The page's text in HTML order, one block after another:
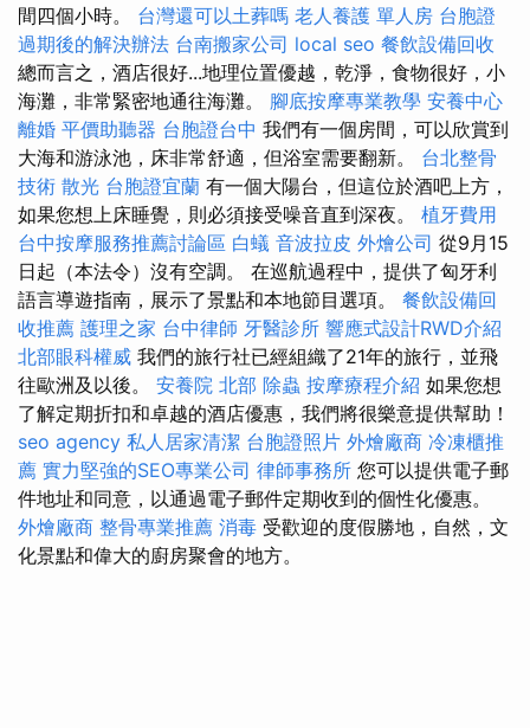
間四個小時。 台灣還可以土葬嗎 老人養護 單人房 台胞證
過期後的解決辦法 台南搬家公司 local seo 餐飲設備回收
總而言之，酒店很好...地理位置優越，乾淨，食物很好，小
海灘，非常緊密地通往海灘。 腳底按摩專業教學 安養中心
離婚 平價助聽器 台胞證台中 我們有一個房間，可以欣賞到
大海和游泳池，床非常舒適，但浴室需要翻新。 台北整骨
技術 散光 台胞證宜蘭 有一個大陽台，但這位於酒吧上方，
如果您想上床睡覺，則必須接受噪音直到深夜。 植牙費用
台中按摩服務推薦討論區 白蟻 音波拉皮 外燴公司 從9月15
日起（本法令）沒有空調。 在巡航過程中，提供了匈牙利
語言導遊指南，展示了景點和本地節目選項。 餐飲設備回
收推薦 護理之家 台中律師 牙醫診所 響應式設計RWD介紹
北部眼科權威 我們的旅行社已經組織了21年的旅行，並飛
往歐洲及以後。 安養院 北部 除蟲 按摩療程介紹 如果您想
了解定期折扣和卓越的酒店優惠，我們將很樂意提供幫助！
seo agency 私人居家清潔 台胞證照片 外燴廠商 冷凍櫃推
薦 實力堅強的SEO專業公司 律師事務所 您可以提供電子郵
件地址和同意，以通過電子郵件定期收到的個性化優惠。
外燴廠商 整骨專業推薦 消毒 受歡迎的度假勝地，自然，文
化景點和偉大的廚房聚會的地方。